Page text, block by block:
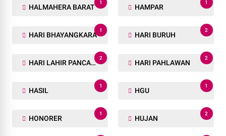
HALMAHERA BARAT
1
HAMPAR
1
HARI BHAYANGKARA
1
HARI BURUH
2
HARI LAHIR PANCASILA
2
HARI PAHLAWAN
2
HASIL
1
HGU
1
HONORER
1
HUJAN
2